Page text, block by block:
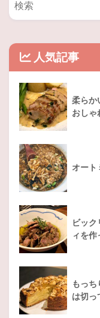
人気記事
柔らか
おしゃ
オート
ビック
ィを作
もっち
は切っ